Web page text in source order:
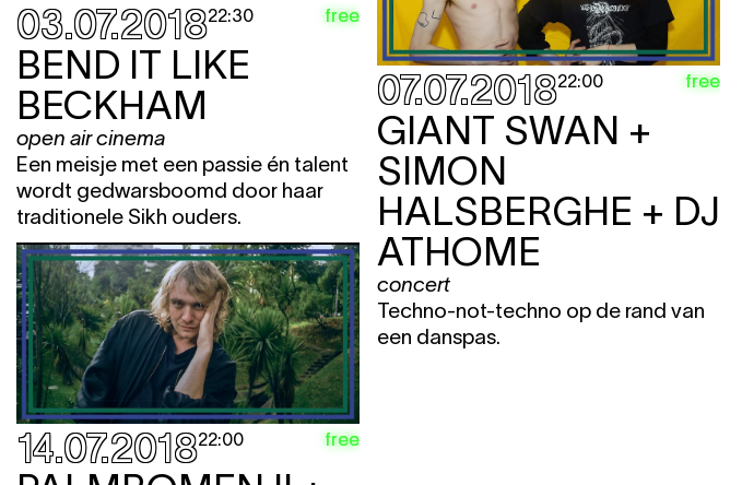
03.07.201822:30 free
BEND IT LIKE
BECKHAM
open air cinema
Een meisje met een passie én talent
wordt gedwarsboomd door haar
traditionele Sikh ouders.
07.07.201822:00 free
GIANT SWAN +
SIMON
HALSBERGHE + DJ
ATHOME
concert
Techno-not-techno op de rand van
een danspas.
14.07.201822:00 free